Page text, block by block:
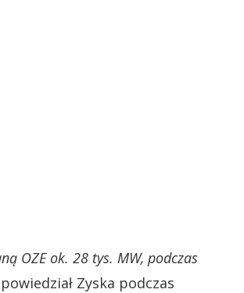
OZE ok. 28 tys. MW, podczas
Zyska podczas